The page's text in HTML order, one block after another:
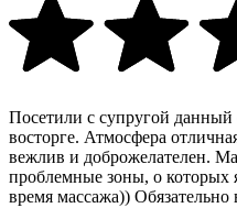
Посетили с супругой данный
восторге. Атмосфера
вежлив и доброжелателен.
проблемные зоны, о которых
время массажа)) Обязательно